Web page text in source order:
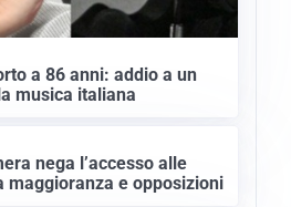
a 86 anni: addio a un
musica italiana
nega l’accesso alle
maggioranza e opposizioni